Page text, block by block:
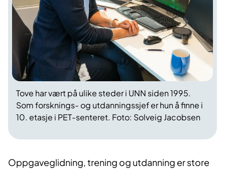
Tove har vært på ulike steder i UNN siden 1995.
Som forsknings- og utdanningssjef er hun å finne i
10. etasje i PET-senteret. Foto: Solveig Jacobsen
Oppgaveglidning, trening og utdanning er store